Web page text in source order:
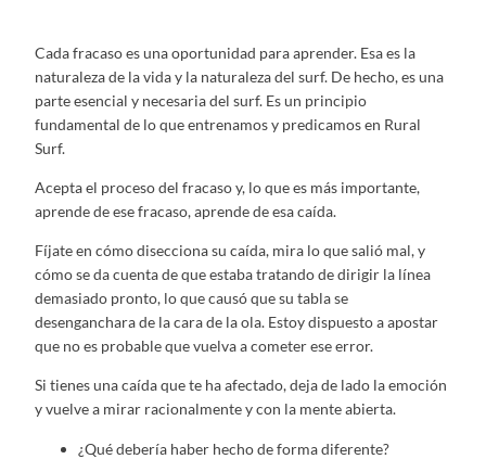
Cada fracaso es una oportunidad para aprender. Esa es la
naturaleza de la vida y la naturaleza del surf. De hecho, es una
parte esencial y necesaria del surf. Es un principio
fundamental de lo que entrenamos y predicamos en Rural
Surf.
Acepta el proceso del fracaso y, lo que es más importante,
aprende de ese fracaso, aprende de esa caída.
Fíjate en cómo disecciona su caída, mira lo que salió mal, y
cómo se da cuenta de que estaba tratando de dirigir la línea
demasiado pronto, lo que causó que su tabla se
desenganchara de la cara de la ola. Estoy dispuesto a apostar
que no es probable que vuelva a cometer ese error.
Si tienes una caída que te ha afectado, deja de lado la emoción
y vuelve a mirar racionalmente y con la mente abierta.
¿Qué debería haber hecho de forma diferente?